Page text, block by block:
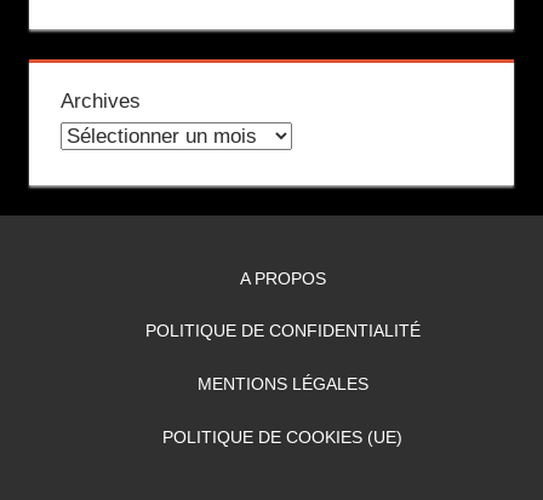
Archives
A PROPOS
POLITIQUE DE CONFIDENTIALITÉ
MENTIONS LÉGALES
POLITIQUE DE COOKIES (UE)